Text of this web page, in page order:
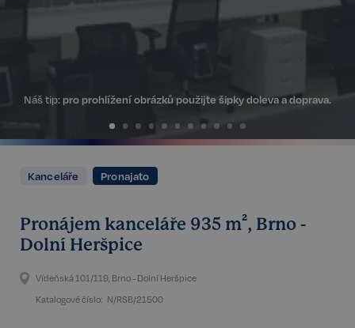
Náš tip: pro prohlížení obrázků použijte šipky doleva a doprava.
Kanceláře Pronajato
Pronájem kanceláře 935 m², Brno -
Dolní Heršpice
Vídeňská 101/119, Brno - Dolní Heršpice
Katalogové číslo: N/RSB/21500